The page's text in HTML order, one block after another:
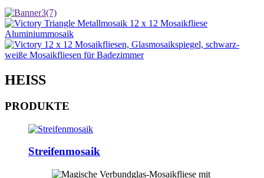
HEISS
PRODUKTE
Streifenmosaik